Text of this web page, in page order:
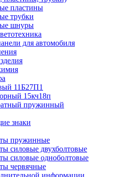
пластины
трубки
шнуры
для автомобиля
11Б27П1
15кч18п
пружинный
знаки
пружинные
силовые двухболтовые
силовые одноболтовые
червячные
информации